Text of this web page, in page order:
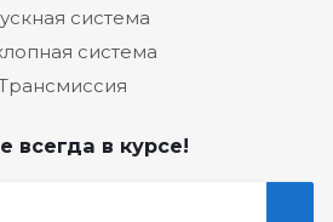
система
система
всегда в курсе!